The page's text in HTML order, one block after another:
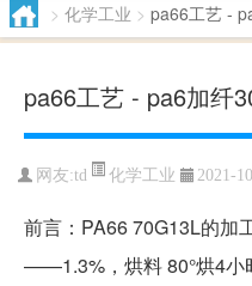
> 化学工业 > pa66工艺 -
pa66工艺 - pa6加纤
网友:td 化学工业 2021-
前言：PA66 70G13L的加
——1.3%，烘料 80°烘4小